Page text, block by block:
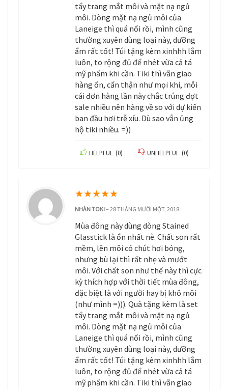
tẩy trang mắt môi và mặt nạ ngủ
môi. Dòng mặt nạ ngủ môi của
Laneige thì quá nổi rồi, mình cũng
thường xuyên dùng loại này, dưỡng
ẩm rất tốt! Túi tặng kèm xinhhh lắm
luôn, to rộng đủ để nhét vừa cả tá
mỹ phẩm khi cần. Tiki thì vẫn giao
hàng ổn, cẩn thận như mọi khi, mỗi
cái đơn hàng lần này chắc trúng đợt
sale nhiều nên hàng về so với dự kiến
ban đầu hơi trễ xíu. Dù sao vẫn ủng
hộ tiki nhiều. =))
HELPFUL (0) UNHELPFUL (0)
★★★★★
NHÀN TOKI–28 THÁNG MƯỜI MỘT, 2018
Mùa đông này dùng dòng Stained
Glasstick là ổn nhất nè. Chất son rất
mềm, lên môi có chút hơi bóng,
nhưng bù lại thì rất nhẹ và mướt
môi. Với chất son như thế này thì cực
kỳ thích hợp với thời tiết mùa đông,
đặc biệt là với người hay bị khô môi
(như mình =))). Quà tặng kèm là set
tẩy trang mắt môi và mặt nạ ngủ
môi. Dòng mặt nạ ngủ môi của
Laneige thì quá nổi rồi, mình cũng
thường xuyên dùng loại này, dưỡng
ẩm rất tốt! Túi tặng kèm xinhhh lắm
luôn, to rộng đủ để nhét vừa cả tá
mỹ phẩm khi cần. Tiki thì vẫn giao